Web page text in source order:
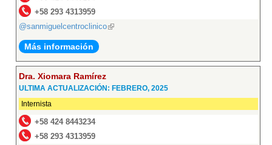
+58 293 4313959
@sanmiguelcentroclinico(link
Más información
Dra. Xiomara Ramírez
ULTIMA ACTUALIZACIÓN: FEBRERO, 2025
Internista
+58 424 8443234
+58 293 4313959